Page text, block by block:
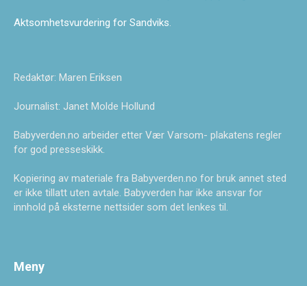
Aktsomhetsvurdering for Sandviks.
Redaktør: Maren Eriksen
Journalist: Janet Molde Hollund
Babyverden.no arbeider etter Vær Varsom- plakatens regler
for god presseskikk.
Kopiering av materiale fra Babyverden.no for bruk annet sted
er ikke tillatt uten avtale. Babyverden har ikke ansvar for
innhold på eksterne nettsider som det lenkes til.
Meny